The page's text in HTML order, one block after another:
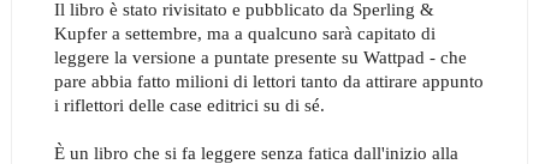
Il libro è stato rivisitato e pubblicato da Sperling &
Kupfer a settembre, ma a qualcuno sarà capitato di
leggere la versione a puntate presente su Wattpad - che
pare abbia fatto milioni di lettori tanto da attirare appunto
i riflettori delle case editrici su di sé.
È un libro che si fa leggere senza fatica dall'inizio alla